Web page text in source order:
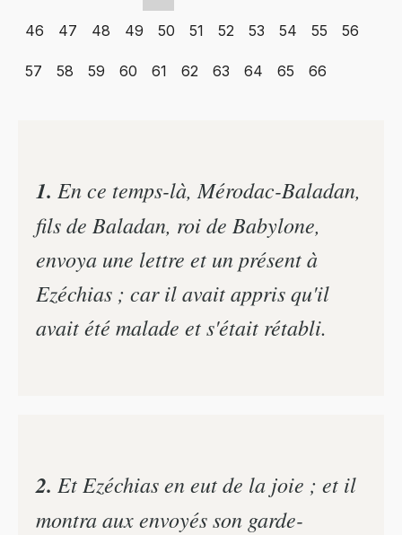
46 47 48 49 50 51 52 53 54 55 56
57 58 59 60 61 62 63 64 65 66
1. En ce temps-là, Mérodac-Baladan,
fils de Baladan, roi de Babylone,
envoya une lettre et un présent à
Ezéchias ; car il avait appris qu'il
avait été malade et s'était rétabli.
2. Et Ezéchias en eut de la joie ; et il
montra aux envoyés son garde-